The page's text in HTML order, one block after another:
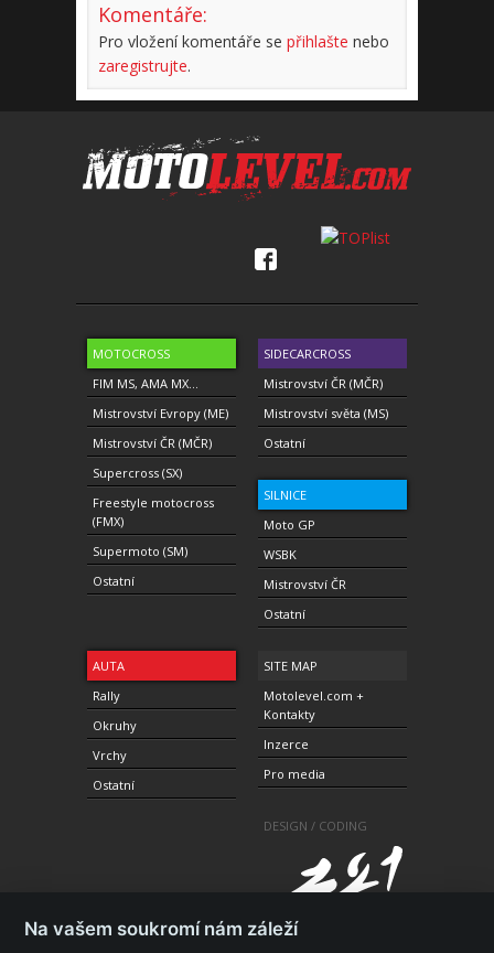
Komentáře:
Pro vložení komentáře se přihlašte nebo
zaregistrujte.
MOTOCROSS
FIM MS, AMA MX...
Mistrovství Evropy (ME)
Mistrovství ČR (MČR)
Supercross (SX)
Freestyle motocross
(FMX)
Supermoto (SM)
Ostatní
SIDECARCROSS
Mistrovství ČR (MČR)
Mistrovství světa (MS)
Ostatní
SILNICE
Moto GP
WSBK
Mistrovství ČR
Ostatní
AUTA
Rally
Okruhy
Vrchy
Ostatní
SITE MAP
Motolevel.com +
Kontakty
Inzerce
Pro media
DESIGN / CODING
Na vašem soukromí nám záleží